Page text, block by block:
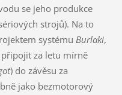
se jeho produkce
strojů). Na to
systému Burlaki,
za letu mírně
) do závěsu za
jako bezmotorový